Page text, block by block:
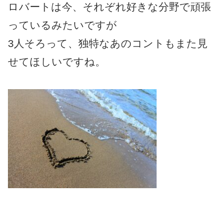
ロバートは今、それぞれ好きな分野で頑張
っているみたいですが
3人そろって、独特なあのコントもまた見
せてほしいですね。